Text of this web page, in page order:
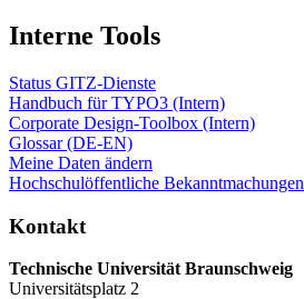
Interne Tools
Status GITZ-Dienste
Handbuch für TYPO3 (Intern)
Corporate Design-Toolbox (Intern)
Glossar (DE-EN)
Meine Daten ändern
Hochschulöffentliche Bekanntmachungen
Kontakt
Technische Universität Braunschweig
Universitätsplatz 2